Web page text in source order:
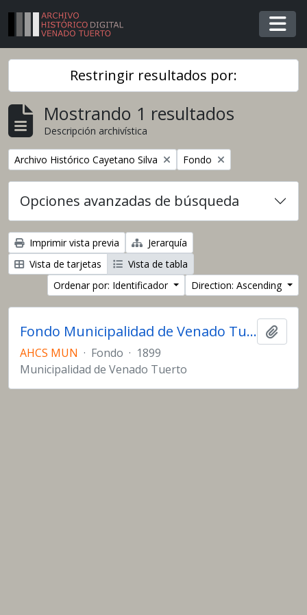
Skip to main content
Restringir resultados por:
Mostrando 1 resultados
Descripción archivística
Remover filtro
Archivo Histórico Cayetano Silva Remover filtro
Fondo
Opciones avanzadas de búsqueda
Imprimir vista previa
Jerarquía
Vista de tarjetas
Vista de tabla
Ordenar por: Identificador
Direction: Ascending
Fondo Municipalidad de Venado Tuerto
AHCS MUN · Fondo · 1899
Municipalidad de Venado Tuerto